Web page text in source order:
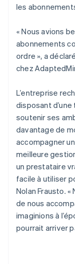
les
« Nous avions
abonnements
ordre », a
chez
L’entreprise
disposant
soutenir ses
davantage de
accompagner
meilleure
un prestataire
facile à utiliser
Nolan Frausto.
de nous
imaginions à
pourrait arriver